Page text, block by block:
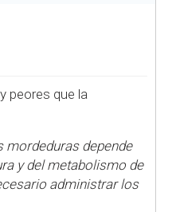
peores que la
mordeduras depende
y del metabolismo de
administrar los